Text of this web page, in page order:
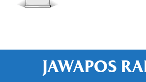
JAWAPOS